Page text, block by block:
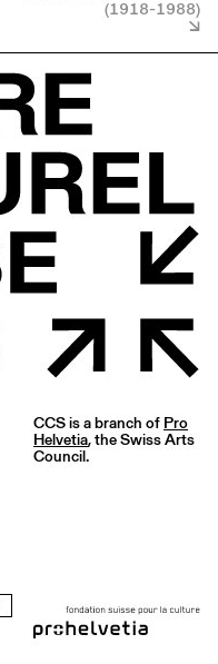
(1918-1988)
CCS is a branch of Pro
Helvetia, the Swiss Arts
Council.